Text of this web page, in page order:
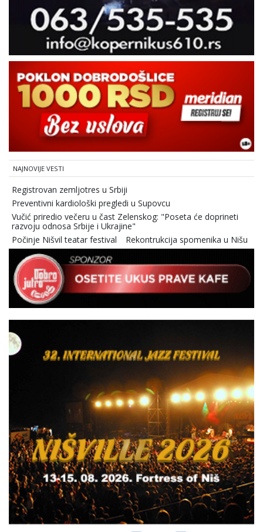
NAJNOVIJE VESTI
Registrovan zemljotres u Srbiji
Preventivni kardiološki pregledi u Supovcu
Vučić priredio večeru u čast Zelenskog: "Poseta će doprineti
razvoju odnosa Srbije i Ukrajine"
Počinje Nišvil teatar festival
Rekontrukcija spomenika u Nišu